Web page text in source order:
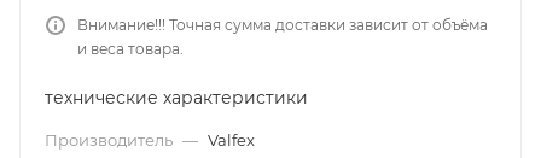
Внимание!!! Точная сумма доставки зависит от объёма
и веса товара.
технические характеристики
Производитель — Valfex